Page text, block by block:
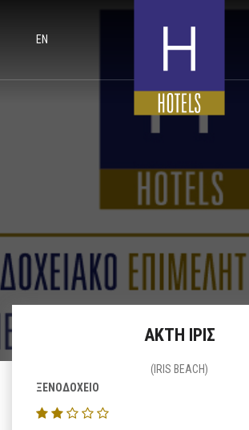
EN
ΑΚΤΗ ΙΡΙΣ
(IRIS BEACH)
ΞΕΝΟΔΟΧΕΙΟ